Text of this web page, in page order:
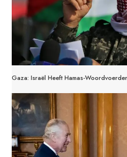
Gaza: Israël Heeft Hamas-